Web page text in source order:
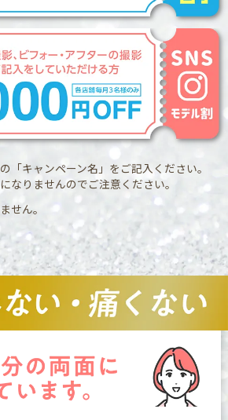
「キャンペーン名」をご記入ください。
なりませんのでご注意ください。
せん。